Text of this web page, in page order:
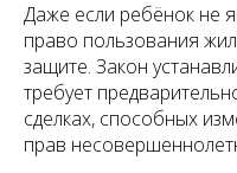
Даже если ребёнок не
право пользования
защите. Закон
требует
сделках, способных
прав